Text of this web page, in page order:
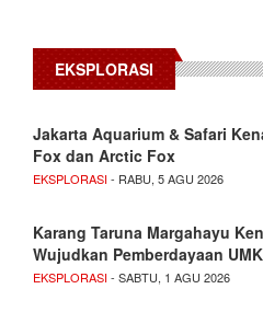
EKSPLORASI
Jakarta Aquarium & Safari
Fox dan Arctic Fox
EKSPLORASI- RABU, 5 AGU 2026
Karang Taruna Margahayu
Wujudkan Pemberdayaan
EKSPLORASI- SABTU, 1 AGU 2026